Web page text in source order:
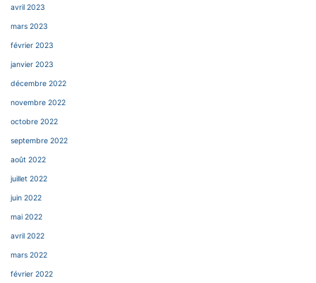
avril 2023
mars 2023
février 2023
janvier 2023
décembre 2022
novembre 2022
octobre 2022
septembre 2022
août 2022
juillet 2022
juin 2022
mai 2022
avril 2022
mars 2022
février 2022